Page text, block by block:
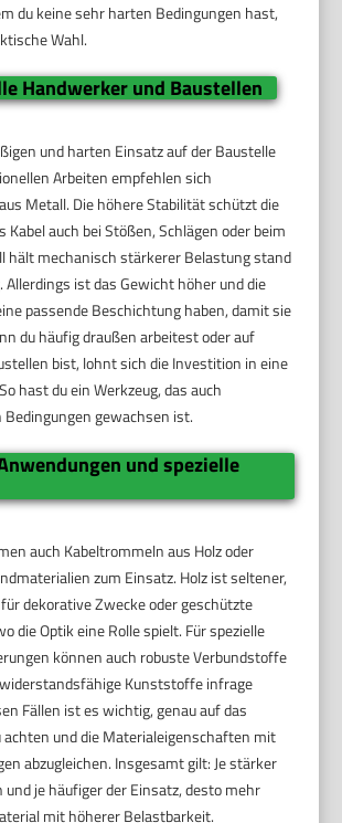
du keine sehr harten Bedingungen hast,
Wahl.
Handwerker und Baustellen
und harten Einsatz auf der Baustelle
Arbeiten empfehlen sich
Metall. Die höhere Stabilität schützt die
Kabel auch bei Stößen, Schlägen oder beim
hält mechanisch stärkerer Belastung stand
Allerdings ist das Gewicht höher und die
passende Beschichtung haben, damit sie
du häufig draußen arbeitest oder auf
bist, lohnt sich die Investition in eine
hast du ein Werkzeug, das auch
gewachsen ist.
und spezielle
auch Kabeltrommeln aus Holz oder
zum Einsatz. Holz ist seltener,
dekorative Zwecke oder geschützte
die Optik eine Rolle spielt. Für spezielle
können auch robuste Verbundstoffe
Kunststoffe infrage
Fällen ist es wichtig, genau auf das
achten und die Materialeigenschaften mit
abzugleichen. Insgesamt gilt: Je stärker
und je häufiger der Einsatz, desto mehr
mit höherer Belastbarkeit.